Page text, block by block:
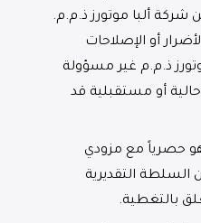
ألبا موتورز ذ.م.م.
أو الإصلاحات
ذ.م.م غير مسؤولة
أو مستقبلية قد
حصرياً مع مزودي
السلطة التقديرية
بالتغطية.